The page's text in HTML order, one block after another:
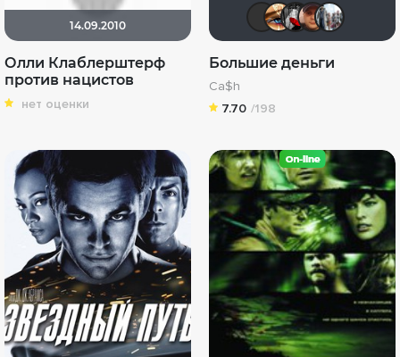
14.09.2010
Олли Клаблерштерф
против нацистов
нет оценки
роландо
Большие деньги
Ca$h
7.70 /198